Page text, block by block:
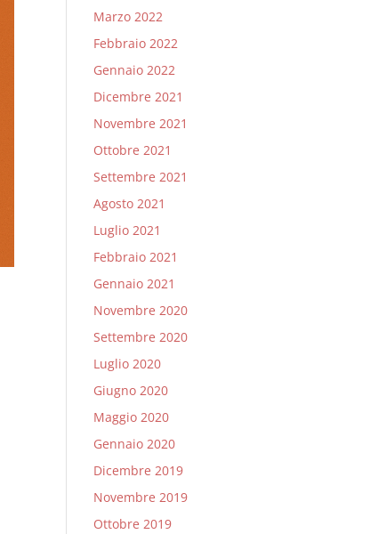
Marzo 2022
Febbraio 2022
Gennaio 2022
Dicembre 2021
Novembre 2021
Ottobre 2021
Settembre 2021
Agosto 2021
Luglio 2021
Febbraio 2021
Gennaio 2021
Novembre 2020
Settembre 2020
Luglio 2020
Giugno 2020
Maggio 2020
Gennaio 2020
Dicembre 2019
Novembre 2019
Ottobre 2019